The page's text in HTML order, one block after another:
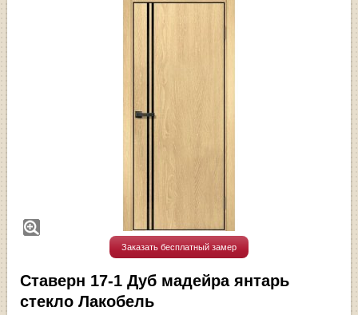
Заказать бесплатный замер
Ставерн 17-1 Дуб мадейра янтарь
стекло Лакобель